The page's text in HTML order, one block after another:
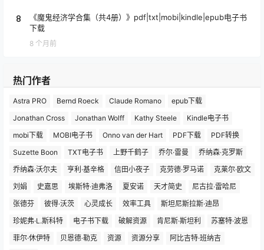
8
《魔鬼经济学合集（共4册）》pdf|txt|mobi|kindle|epub电子书
下载
8 个月前
热门作者
Astra PRO Bernd Roeck Claude Romano
epub下载
Jonathan Cross
Jonathan Wolff Kathy Steele
Kindle电子书
mobi下载
MOBI电子书 Onno van der Hart PDF下载
PDF转换
Suzette Boon
TXT电子书 上野千鹤子 乔尔·雷曼
乔纳森·克罗斯
乔纳森·沃尔夫
亨利·基辛格 信田小夜子 克劳德·罗马诺
克莱尔·欧文
刘娟
史嘉思 埃斯特·迪弗洛 夏安诺 天才简史
尼古拉·雷哈尼
张德芬
彼得·沃茨 心灵成长 效率工具
斯坦尼斯拉斯·迪昂
珍妮弗·L.斯科特
电子书下载 破解资源 肯尼斯·斯坦利
苏塞特·波恩
菲尔·休伊特
贝恩德·勒克 资源 资源分享 阿比吉特·班纳吉